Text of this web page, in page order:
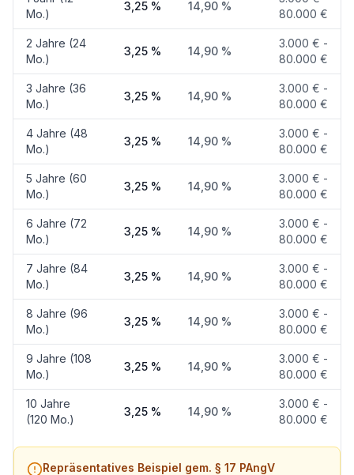
Mo.)
3,25 % 14,90 %
80.000 €
2 Jahre (24
Mo.)
3,25 % 14,90 %
3.000 € -
80.000 €
3 Jahre (36
Mo.)
3,25 % 14,90 %
3.000 € -
80.000 €
4 Jahre (48
Mo.)
3,25 % 14,90 %
3.000 € -
80.000 €
5 Jahre (60
Mo.)
3,25 % 14,90 %
3.000 € -
80.000 €
6 Jahre (72
Mo.)
3,25 % 14,90 %
3.000 € -
80.000 €
7 Jahre (84
Mo.)
3,25 % 14,90 %
3.000 € -
80.000 €
8 Jahre (96
Mo.)
3,25 % 14,90 %
3.000 € -
80.000 €
9 Jahre (108
Mo.)
3,25 % 14,90 %
3.000 € -
80.000 €
10 Jahre
(120 Mo.)
3,25 % 14,90 %
3.000 € -
80.000 €
Repräsentatives Beispiel gem. § 17 PAngV